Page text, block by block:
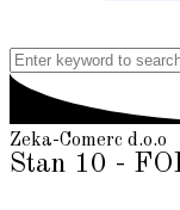
Zeka-Comerc d.o.o
Stan 10 -